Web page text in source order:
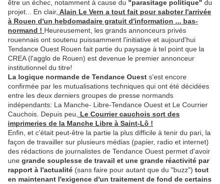
être un échec, notamment à cause du "parasitage politique" du
projet... En clair, Alain Le Vern a tout fait pour saboter l'arrivée
à Rouen d'un hebdomadaire gratuit d'information ... bas-
normand ! Heureusement, les grands annonceurs privés
rouennais ont soutenu puissamment l'initiative et aujourd'hui
Tendance Ouest Rouen fait partie du paysage à tel point que la
CREA (l'agglo de Rouen) est devenue le premier annonceur
institutionnel du titre!
La logique normande de Tendance Ouest s'est encore
confirmée par les mutualisations techniques qui ont été décidées
entre les deux derniers groupes de presse normands
indépendants: La Manche- Libre-Tendance Ouest et Le Courrier
Cauchois. Depuis peu,
Le Courrier cauchois sort des
imprimeries de la Manche Libre à Saint-Lô !
Enfin, et c'était peut-être la partie la plus difficile à tenir du pari, la
façon de travailler sur plusieurs médias (papier, radio et internet)
des rédactions de journalistes de Tendance Ouest permet d'avoir
une grande souplesse de travail et une grande réactivité par
rapport à l'actualité (sans faire pour autant que du "buzz") tout
en maintenant l'exigence d'un traitement de fond de certains